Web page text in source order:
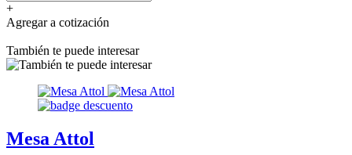
+
Agregar a cotización
También te puede interesar
Mesa Attol